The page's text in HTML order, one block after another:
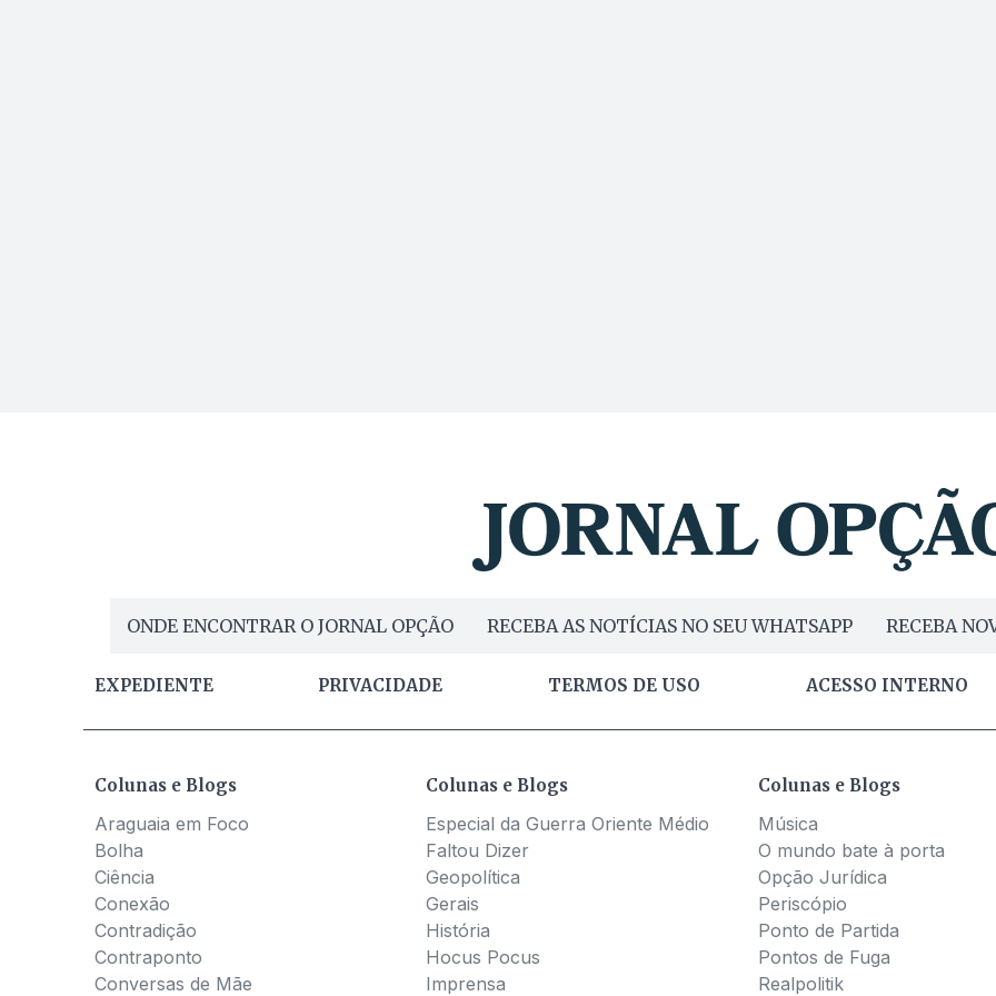
ONDE ENCONTRAR O JORNAL OPÇÃO RECEBA AS NOTÍCIAS NO SEU WHATSAPP RECEBA
EXPEDIENTE PRIVACIDADE TERMOS DE USO ACESSO INTERNO
Colunas e Blogs
Araguaia em Foco
Bolha
Ciência
Conexão
Contradição
Contraponto
Conversas de Mãe
Colunas e Blogs
Especial da Guerra Oriente Médio
Faltou Dizer
Geopolítica
Gerais
História
Hocus Pocus
Imprensa
Colunas e Blogs
Música
O mundo bate à porta
Opção Jurídica
Periscópio
Ponto de Partida
Pontos de Fuga
Realpolitik